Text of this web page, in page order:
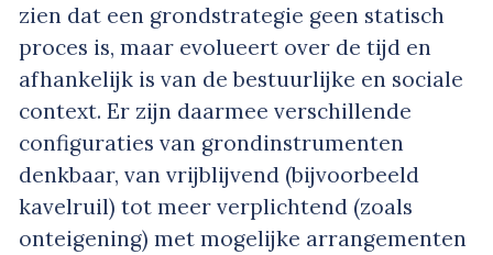
zien dat een grondstrategie geen statisch
proces is, maar evolueert over de tijd en
afhankelijk is van de bestuurlijke en sociale
context. Er zijn daarmee verschillende
configuraties van grondinstrumenten
denkbaar, van vrijblijvend (bijvoorbeeld
kavelruil) tot meer verplichtend (zoals
onteigening) met mogelijke arrangementen